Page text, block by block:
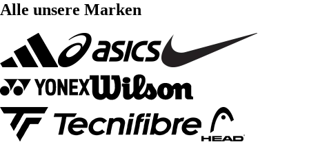
Alle unsere Marken